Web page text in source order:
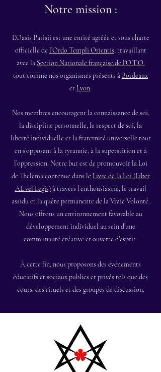
Notre mission :
L'Oasis Parisii est une entité agréée et sous charte
officielle de l’Ordo Templi Orientis, travaillant
avec la Section Nationale française de l'O.T.O.
tout comme nos organismes présents à Bordeaux
et Lyon.
Nos membres encouragent la connaissance de soi,
la discipline personnelle, le respect de soi, la
liberté individuelle et la fraternité universelle tout
en s’opposant à la tyrannie, à la superstition et à
l’oppression. Notre but est de promouvoir la Loi
de Thelema contenue dans le Livre de la Loi (Liber
AL vel Legis)à travers l’enthousiasme, le travail
assidu et la quête permanente de la Vraie Volonté.
Nous offrons un environnement favorable au
développement individuel au sein d’une
communauté créative et ouverte d’esprit.
À cette fin, nous proposons des événements
éducatifs et sociaux publics et privés tels que des
cours, des rituels et des groupes de discussion.